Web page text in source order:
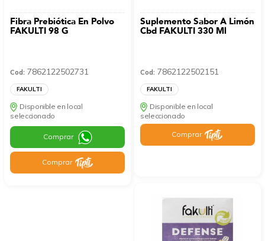
Fibra Prebiótica En Polvo
FAKULTI 98 G
Cod: 7862122502731
FAKULTI
Disponible en local
seleccionado
Comprar
Comprar
Suplemento Sabor A Limón
Cbd FAKULTI 330 Ml
Cod: 7862122502151
FAKULTI
Disponible en local
seleccionado
Comprar